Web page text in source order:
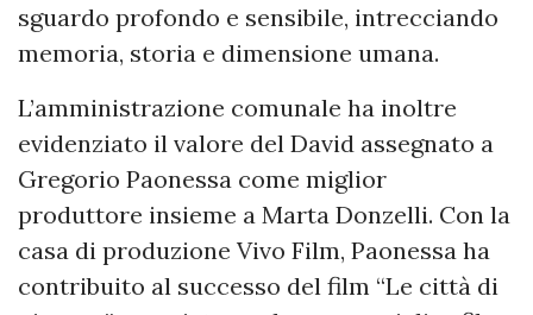
sguardo profondo e sensibile, intrecciando
memoria, storia e dimensione umana.
L’amministrazione comunale ha inoltre
evidenziato il valore del David assegnato a
Gregorio Paonessa come miglior
produttore insieme a Marta Donzelli. Con la
casa di produzione Vivo Film, Paonessa ha
contribuito al successo del film “Le città di